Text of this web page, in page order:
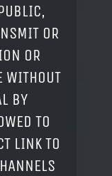
OR
OR
WITHOUT
BY
TO
LINK TO